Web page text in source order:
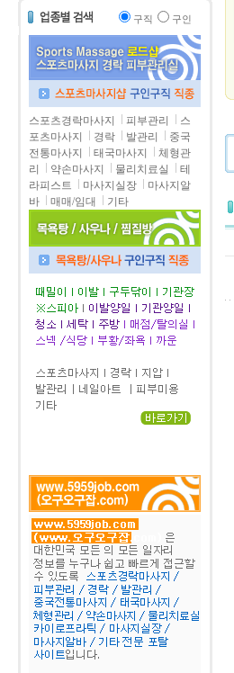
구직 구인
스포츠경락마사지 피부관리
스
포츠마사지
경락 발관리
중국
전통마사지
태국마사지
체형관
리
약손마사지 물리치료실
테
라피스트
마사지실장
마사지알
바
매매/임대 기타